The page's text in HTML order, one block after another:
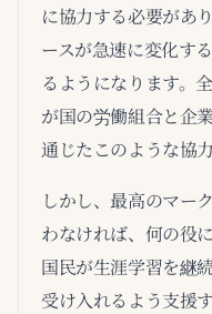
に協力する必要があ
ースが急速に変化す
るようになります。
が国の労働組合と企
通じたこのような協
しかし、最高のマー
わなければ、何の役
国民が生涯学習を継
受け入れるよう支援